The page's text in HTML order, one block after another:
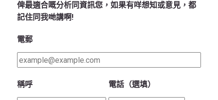
俾最適合嘅分析同資訊您，如果有咩想知或意見，都
記住同我哋講啊!
電郵
稱呼 電話（選填）